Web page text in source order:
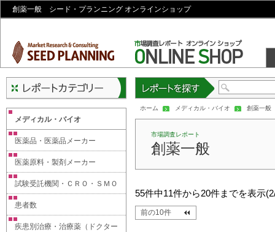
創薬一般 シード・プランニング オンラインショップ
ホーム メディカル・バイオ 創薬一般
市場調査レポート
創薬一般
55件中11件から20件までを表示
前の10件
メディカル・バイオ
医薬品・医薬品メーカー
医薬原料・製剤メーカー
試験受託機関・ＣＲＯ・ＳＭＯ
患者数
疾患別治療・治療薬（ドクター